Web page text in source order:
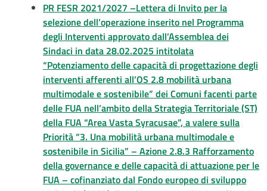
PR FESR 2021/2027 –Lettera di Invito per la
selezione dell’operazione inserito nel Programma
degli Interventi approvato dall’Assemblea dei
Sindaci in data 28.02.2025 intitolata
“Potenziamento delle capacità di progettazione degli
interventi afferenti all’OS 2.8 mobilità urbana
multimodale e sostenibile” dei Comuni facenti parte
delle FUA nell’ambito della Strategia Territoriale (ST)
della FUA “Area Vasta Syracusae”, a valere sulla
Priorità “3. Una mobilità urbana multimodale e
sostenibile in Sicilia” – Azione 2.8.3 Rafforzamento
della governance e delle capacità di attuazione per le
FUA – cofinanziato dal Fondo europeo di sviluppo